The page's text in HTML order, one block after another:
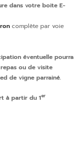
dans votre boite E-
complète par voie
éventuelle pourra
ou de visite
de vigne parrainé.
à partir du 1er